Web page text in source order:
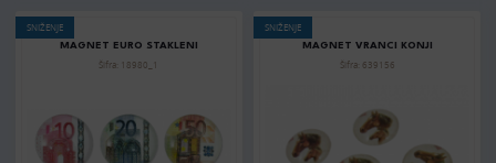
SNIŽENJE
MAGNET EURO STAKLENI
Šifra: 18980_1
SNIŽENJE
MAGNET VRANCI KONJI
Šifra: 639156